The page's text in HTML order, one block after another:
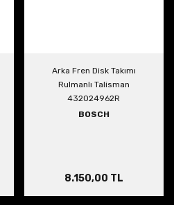
Arka Fren Disk Takımı
Rulmanlı Talisman
432024962R
BOSCH
8.150,00 TL